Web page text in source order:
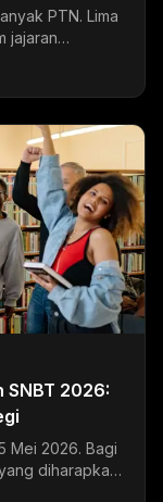
PTN. Lima
jajaran
SNBT 2026:
Mei 2026. Bagi
diharapkan,